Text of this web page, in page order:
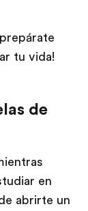
tu vida!
de
en
abrirte un